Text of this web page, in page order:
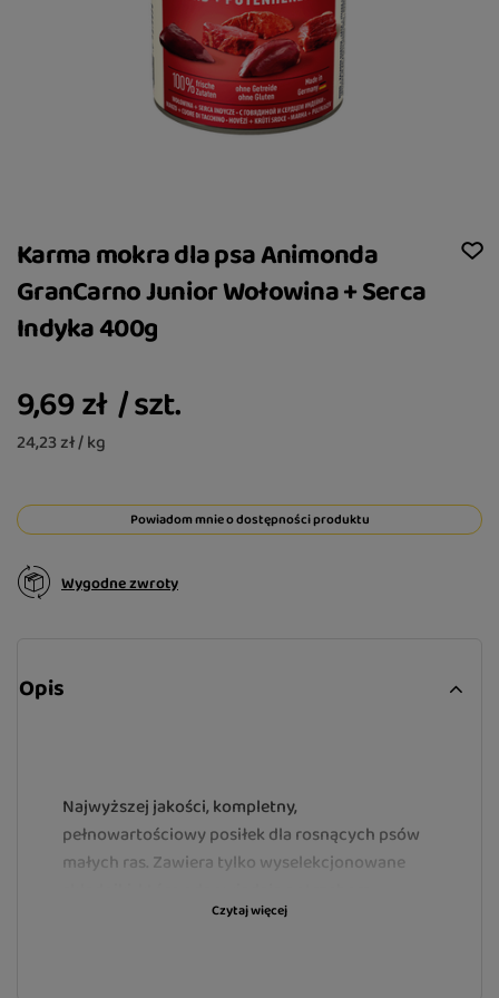
Karma mokra dla psa Animonda
GranCarno Junior Wołowina + Serca
Indyka 400g
9,69 zł /szt.
24,23 zł / kg
Powiadom mnie o dostępności produktu
Wygodne zwroty
Opis
Najwyższej jakości, kompletny,
pełnowartościowy posiłek dla rosnących psów
małych ras. Zawiera tylko wyselekcjonowane
młodych psów.Kawałki mięsa w karmie
Czytaj więcej